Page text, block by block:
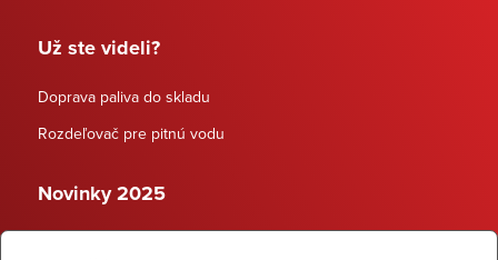
Už ste videli?
Doprava paliva do skladu
Rozdeľovač pre pitnú vodu
Novinky 2025